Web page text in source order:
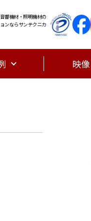
響機材・照明機材の
ンならサンテクニカ
映像